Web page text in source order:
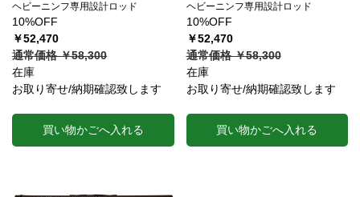
ヘビーニンフ専用設計ロッド
10%OFF
￥52,470
通常価格 ￥58,300
在庫
お取り寄せ/納期確認致します
買い物かごへ入れる
ヘビーニンフ専用設計ロッド
10%OFF
￥52,470
通常価格 ￥58,300
在庫
お取り寄せ/納期確認致します
買い物かごへ入れる